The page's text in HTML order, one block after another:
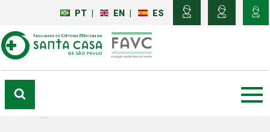
PT EN ES